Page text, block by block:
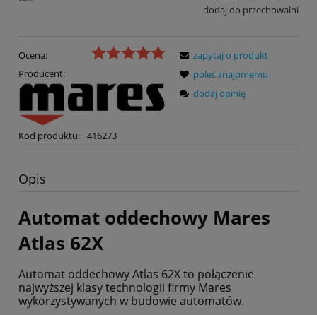
dodaj do przechowalni
Ocena:
Producent:
Kod produktu: 416273
zapytaj o produkt
poleć znajomemu
dodaj opinię
Opis
Automat oddechowy Mares
Atlas 62X
Automat oddechowy Atlas 62X to połączenie
najwyższej klasy technologii firmy Mares
wykorzystywanych w budowie automatów.